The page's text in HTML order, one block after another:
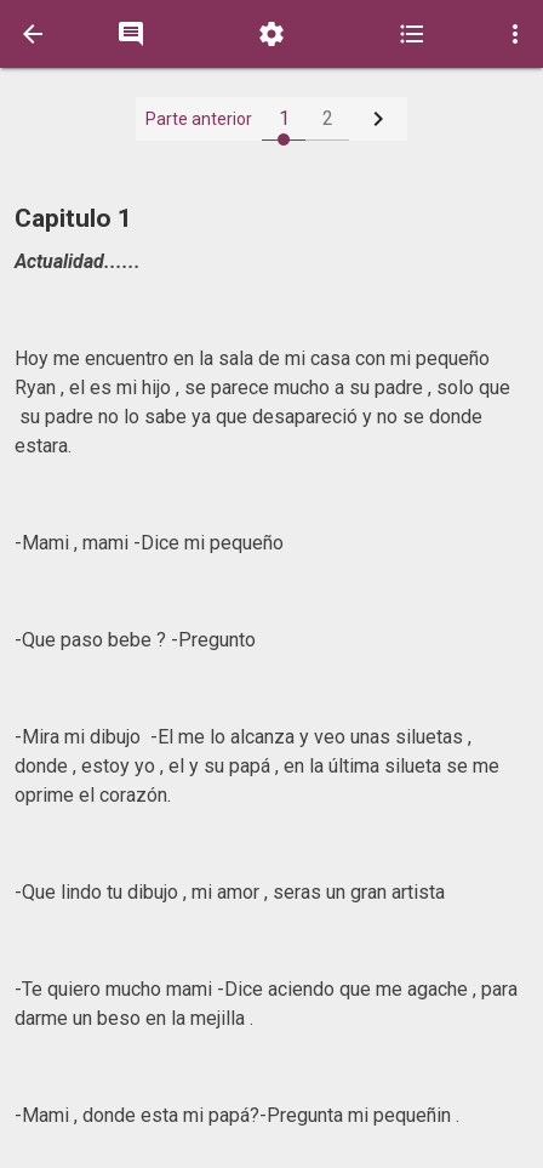
    
Parte anterior 1 2 
Capitulo 1
Actualidad......
Hoy me encuentro en la sala de mi casa con mi pequeño
Ryan , el es mi hijo , se parece mucho a su padre , solo que
su padre no lo sabe ya que desapareció y no se donde
estara.
-Mami , mami -Dice mi pequeño
-Que paso bebe ? -Pregunto
-Mira mi dibujo -El me lo alcanza y veo unas siluetas ,
donde , estoy yo , el y su papá , en la última silueta se me
oprime el corazón.
-Que lindo tu dibujo , mi amor , seras un gran artista
-Te quiero mucho mami -Dice aciendo que me agache , para
darme un beso en la mejilla .
-Mami , donde esta mi papá?-Pregunta mi pequeñin .